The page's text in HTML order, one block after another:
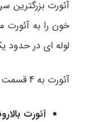
آئورت
خون را به
لوله ای در
آئورت به 4 قسمت تقسیم میشود :
آئورت